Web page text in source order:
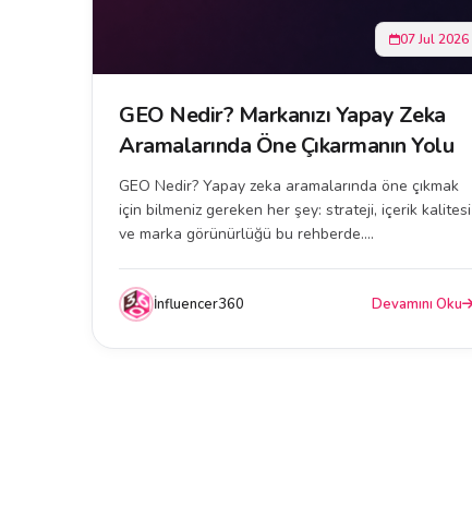
07 Jul 2026
GEO Nedir? Markanızı Yapay Zeka
Aramalarında Öne Çıkarmanın Yolu
GEO Nedir? Yapay zeka aramalarında öne çıkmak
için bilmeniz gereken her şey: strateji, içerik kalitesi
ve marka görünürlüğü bu rehberde....
İnfluencer360 Devamını Oku